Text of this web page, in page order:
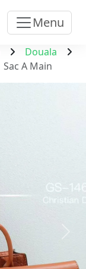
Menu
Douala
Sac A Main